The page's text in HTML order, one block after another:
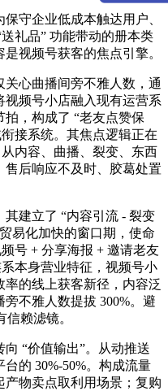
守企业低成本触达用户、
礼品” 功能带动的册本类
视频号获客的焦点引擎。
心曲播间旁不雅人数，通
频号小店融入现有运营系
，构成了 “老友点赞保
接系统。其焦点逻辑正在
内容、曲播、裂变、东西
售后响应不及时、胶葛处置
建立了 “内容引流 - 裂变
易化加快的窗口期，使命
号 + 分享海报 + 邀请老友
本身营业特征，视频号小
的线上获客新径，内容泛
不雅人数提拔 300%。避
赖滤镜。
“价值输出”。从动推送
的 30%-50%。构成流量
物卖点取利用场景；复购